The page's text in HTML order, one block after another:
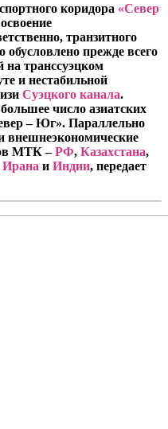
коридора «Север
транзитного
обусловлено прежде всего
на транссуэцком
и нестабильной
Суэцкого канала.
число азиатских
– Юг». Параллельно
внешнеэкономические
МТК –РФ, Казахстана,
Ирана и Индии, передает